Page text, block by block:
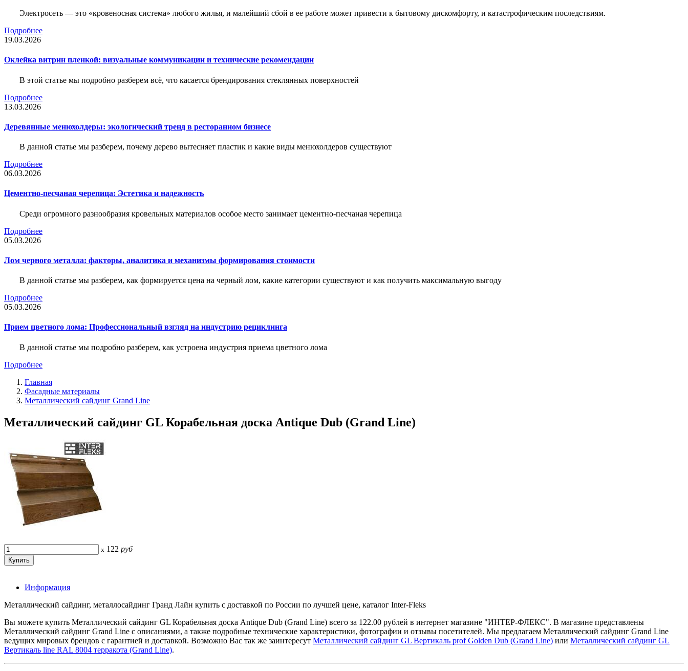
Электросеть — это «кровеносная система» любого жилья, и малейший сбой в ее работе может привести к бытовому дискомфорту, и катастрофическим последствиям.
Подробнее
19.03.2026
Оклейка витрин пленкой: визуальные коммуникации и технические рекомендации
В этой статье мы подробно разберем всё, что касается брендирования стеклянных поверхностей
Подробнее
13.03.2026
Деревянные менюхолдеры: экологический тренд в ресторанном бизнесе
В данной статье мы разберем, почему дерево вытесняет пластик и какие виды менюхолдеров существуют
Подробнее
06.03.2026
Цементно-песчаная черепица: Эстетика и надежность
Среди огромного разнообразия кровельных материалов особое место занимает цементно-песчаная черепица
Подробнее
05.03.2026
Лом черного металла: факторы, аналитика и механизмы формирования стоимости
В данной статье мы разберем, как формируется цена на черный лом, какие категории существуют и как получить максимальную выгоду
Подробнее
05.03.2026
Прием цветного лома: Профессиональный взгляд на индустрию рециклинга
В данной статье мы подробно разберем, как устроена индустрия приема цветного лома
Подробнее
Главная
Фасадные материалы
Металлический сайдинг Grand Line
Металлический сайдинг GL Корабельная доска Antique Dub (Grand Line)
x 122 руб
Информация
Металлический сайдинг, металлосайдинг Гранд Лайн купить с доставкой по России по лучшей цене, каталог Inter-Fleks
Вы можете купить Металлический сайдинг GL Корабельная доска Antique Dub (Grand Line) всего за 122.00 рублей в интернет магазине "ИНТЕР-ФЛЕКС". В магазине представлены
Металлический сайдинг Grand Line с описаниями, а также подробные технические характеристики, фотографии и отзывы посетителей. Мы предлагаем Металлический сайдинг Grand Line
ведущих мировых брендов с гарантией и доставкой. Возможно Вас так же заинтересут Металлический сайдинг GL Вертикаль prof Golden Dub (Grand Line) или Металлический сайдинг GL
Вертикаль line RAL 8004 терракота (Grand Line).